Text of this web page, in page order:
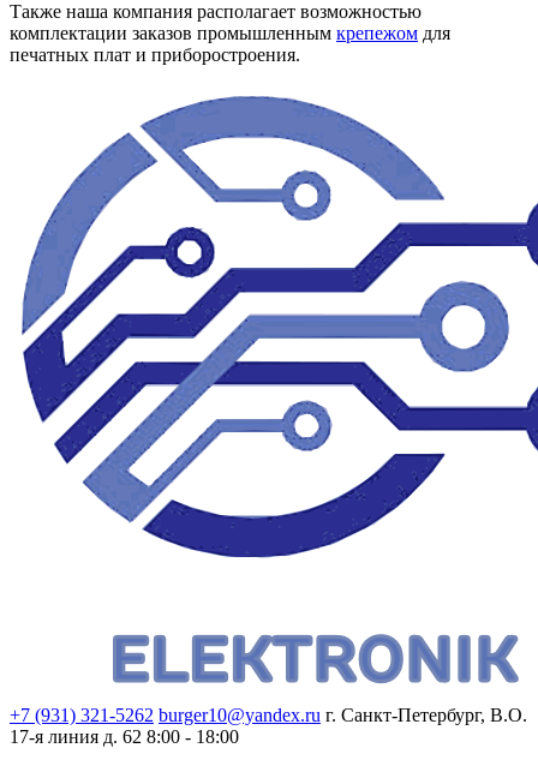
Также наша компания располагает возможностью
комплектации заказов промышленным крепежом для
печатных плат и приборостроения.
+7 (931) 321-5262 burger10@yandex.ru г. Санкт-Петербург, В.О.
17-я линия д. 62 8:00 - 18:00